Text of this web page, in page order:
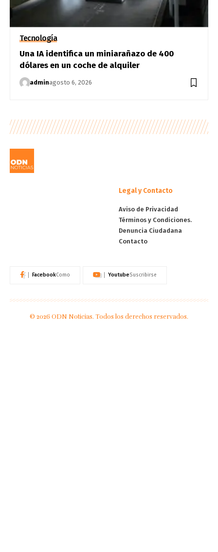
Tecnología
Una IA identifica un miniarañazo de 400
dólares en un coche de alquiler
adminagosto 6, 2026
Legal y Contacto
Aviso de Privacidad
Términos y Condiciones.
Denuncia Ciudadana
Contacto
FacebookComo YoutubeSuscribirse
© 2026 ODN Noticias. Todos los derechos reservados.